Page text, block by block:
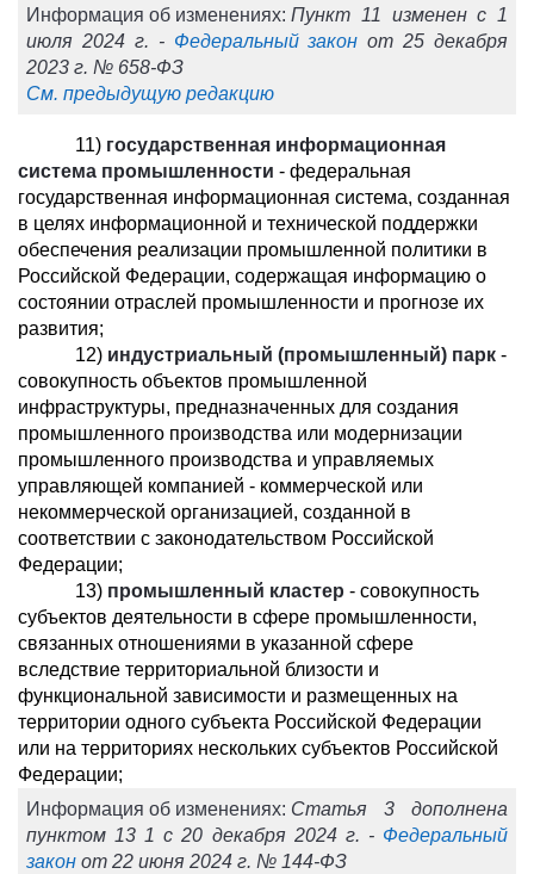
Информация об изменениях: Пункт 11 изменен с 1
июля 2024 г. - Федеральный закон от 25 декабря
2023 г. № 658-ФЗ
См. предыдущую редакцию
11) государственная информационная
система промышленности - федеральная
государственная информационная система, созданная
в целях информационной и технической поддержки
обеспечения реализации промышленной политики в
Российской Федерации, содержащая информацию о
состоянии отраслей промышленности и прогнозе их
развития;
12) индустриальный (промышленный) парк -
совокупность объектов промышленной
инфраструктуры, предназначенных для создания
промышленного производства или модернизации
промышленного производства и управляемых
управляющей компанией - коммерческой или
некоммерческой организацией, созданной в
соответствии с законодательством Российской
Федерации;
13) промышленный кластер - совокупность
субъектов деятельности в сфере промышленности,
связанных отношениями в указанной сфере
вследствие территориальной близости и
функциональной зависимости и размещенных на
территории одного субъекта Российской Федерации
или на территориях нескольких субъектов Российской
Федерации;
Информация об изменениях: Статья 3 дополнена
пунктом 131 с 20 декабря 2024 г. - Федеральный
законот 22 июня 2024 г. № 144-ФЗ